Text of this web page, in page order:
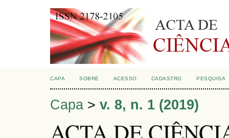
CAPA SOBRE ACESSO CADASTRO PESQUISA
Capa > v. 8, n. 1 (2019)